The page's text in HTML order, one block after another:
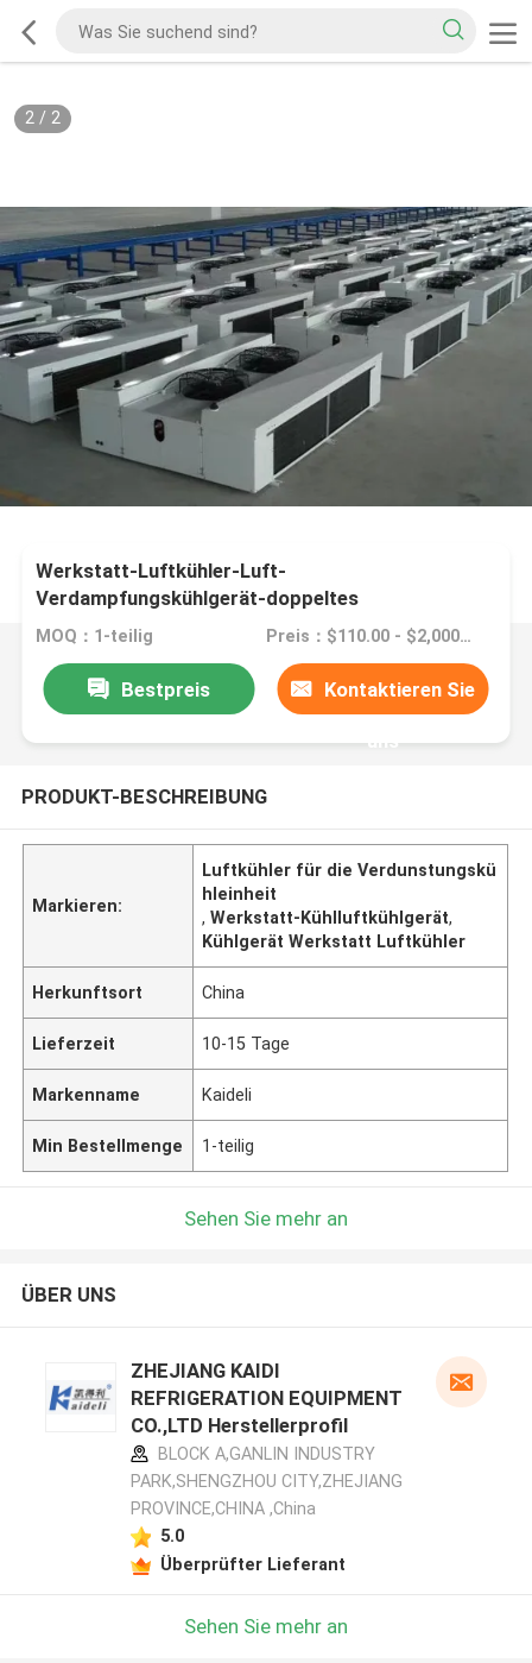
2/ 2
Werkstatt-Luftkühler-Luft-
Verdampfungskühlgerät-doppeltes
Lüftungsgitter
MOQ：1-teilig Preis：$110.00 - $2,000.00/sets
Bestpreis Kontaktieren Sie
uns
PRODUKT-BESCHREIBUNG
Markieren:
Luftkühler für die Verdunstungskü
hleinheit
,Werkstatt-Kühlluftkühlgerät,
Kühlgerät Werkstatt Luftkühler
Herkunftsort China
Lieferzeit 10-15 Tage
Markenname Kaideli
Min Bestellmenge 1-teilig
Sehen Sie mehr an
ÜBER UNS
ZHEJIANG KAIDI
REFRIGERATION EQUIPMENT
CO.,LTD Herstellerprofil
BLOCK A,GANLIN INDUSTRY
PARK,SHENGZHOU CITY,ZHEJIANG
PROVINCE,CHINA ,China
5.0
Überprüfter Lieferant
Sehen Sie mehr an